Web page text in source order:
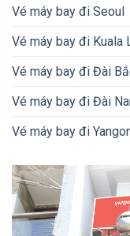
Vé máy bay đi Seoul
Vé máy bay đi Kuala
Vé máy bay đi Đài
Vé máy bay đi Đài
Vé máy bay đi